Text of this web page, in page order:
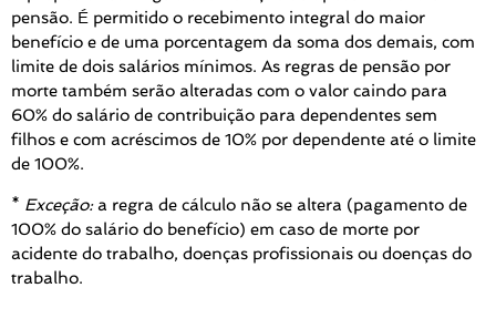
pensão. É permitido o recebimento integral do maior
benefício e de uma porcentagem da soma dos demais, com
limite de dois salários mínimos. As regras de pensão por
morte também serão alteradas com o valor caindo para
60% do salário de contribuição para dependentes sem
filhos e com acréscimos de 10% por dependente até o limite
de 100%.
* Exceção: a regra de cálculo não se altera (pagamento de
100% do salário do benefício) em caso de morte por
acidente do trabalho, doenças profissionais ou doenças do
trabalho.